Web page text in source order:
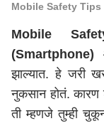
Mobile Safety
Mobile
(Smartphone)
झाल्यात. हे जरी
नुकसान होतं.
ती म्हणजे तुम्ही